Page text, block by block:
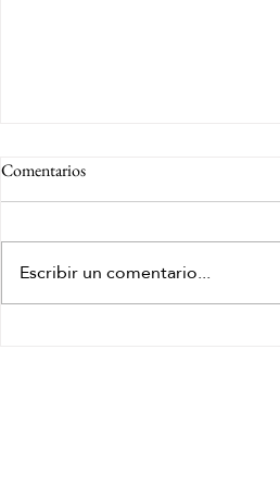
Comentarios
Escribir un comentario...